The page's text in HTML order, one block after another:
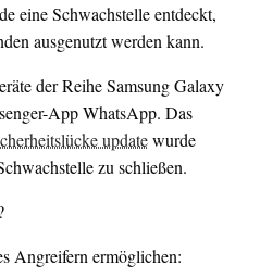
eine Schwachstelle entdeckt,
ausgenutzt werden kann.
der Reihe Samsung Galaxy
App WhatsApp. Das
updatewurde
zu schließen.
Angreifern ermöglichen: